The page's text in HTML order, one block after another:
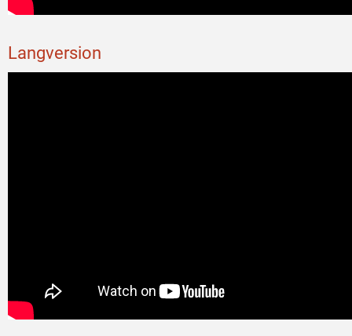
Langversion